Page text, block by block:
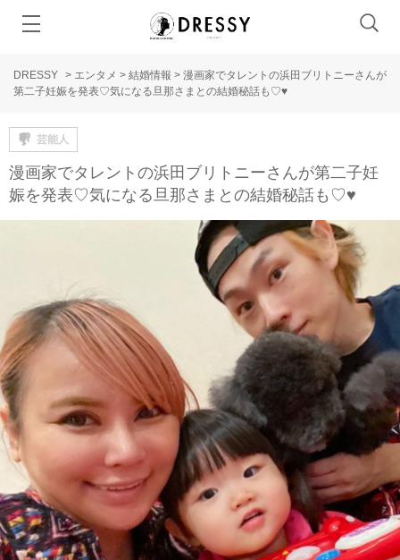
DRESSY > エンタメ > 結婚情報 > 漫画家でタレントの浜田ブリトニーさんが
第二子妊娠を発表♡気になる旦那さまとの結婚秘話も♡♥
芸能人
漫画家でタレントの浜田ブリトニーさんが第二子妊
娠を発表♡気になる旦那さまとの結婚秘話も♡♥